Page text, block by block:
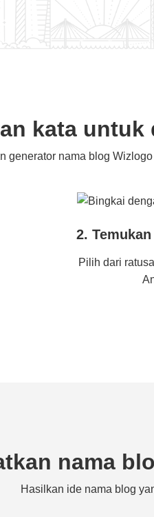
kata
generator nama blog
2.
Pilih dari
nama
Hasilkan ide nama blog